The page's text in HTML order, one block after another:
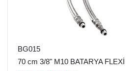
BG015
70 cm 3/8" M10 BATARYA FLEXİ